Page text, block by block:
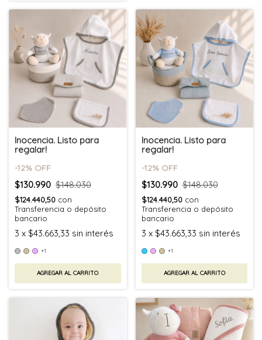
Inocencia. Listo para
regalar!
-12% OFF
$130.990 $148.030
$124.440,50 con
Transferencia o depósito
bancario
3 x $43.663,33 sin interés
+1
AGREGAR AL CARRITO
Inocencia. Listo para
regalar!
-12% OFF
$130.990 $148.030
$124.440,50 con
Transferencia o depósito
bancario
3 x $43.663,33 sin interés
+1
AGREGAR AL CARRITO